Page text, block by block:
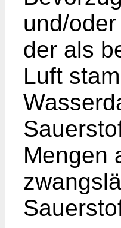
und/
der als
Luft
Mengen